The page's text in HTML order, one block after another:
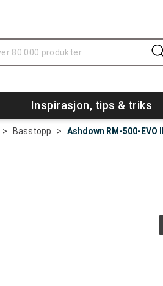
Inspirasjon, tips & triks
> Basstopp > Ashdown RM-500-EVO II